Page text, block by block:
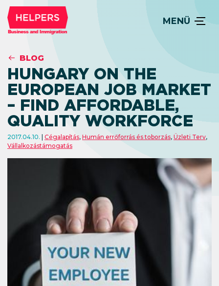
MENÜ
BLOG
HUNGARY ON THE
EUROPEAN JOB MARKET
– FIND AFFORDABLE,
QUALITY WORKFORCE
2017.04.10. Cégalapítás, Humán errőforrás és toborzás, Üzleti Terv,
Vállalkozástámogatás